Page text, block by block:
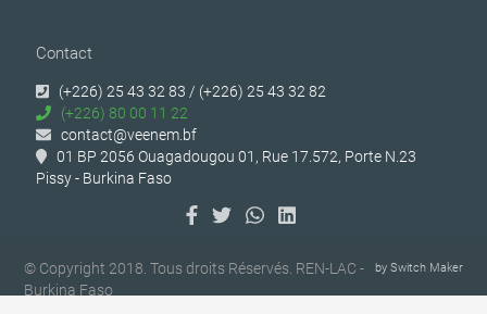
Contact
(+226) 25 43 32 83 / (+226) 25 43 32 82
(+226) 80 00 11 22
contact@veenem.bf
01 BP 2056 Ouagadougou 01, Rue 17.572, Porte N.23
Pissy - Burkina Faso
by Switch Maker
© Copyright 2018. Tous droits Réservés. REN-LAC -
Burkina Faso